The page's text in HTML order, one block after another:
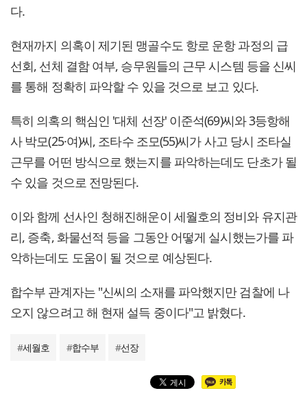
다.
현재까지 의혹이 제기된 맹골수도 항로 운항 과정의 급
선회, 선체 결함 여부, 승무원들의 근무 시스템 등을 신씨
를 통해 정확히 파악할 수 있을 것으로 보고 있다.
특히 의혹의 핵심인 '대체 선장' 이준석(69)씨와 3등항해
사 박모(25·여)씨, 조타수 조모(55)씨가 사고 당시 조타실
근무를 어떤 방식으로 했는지를 파악하는데도 단초가 될
수 있을 것으로 전망된다.
이와 함께 선사인 청해진해운이 세월호의 정비와 유지관
리, 증축, 화물선적 등을 그동안 어떻게 실시했는가를 파
악하는데도 도움이 될 것으로 예상된다.
합수부 관계자는 "신씨의 소재를 파악했지만 검찰에 나
오지 않으려고 해 현재 설득 중이다"고 밝혔다.
#세월호 #합수부 #선장